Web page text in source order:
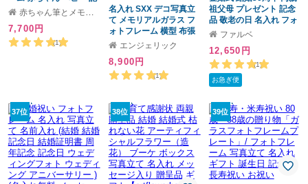
念日 出産内祝い 写真入
ンテリア
赤ちゃん筆とメモリアルのお店 ケイビーエクセル
7,700円
(1)
名入れ SXX デコ写真立
て メモリアルガラス フ
ォトフレーム 横型 布張
りBOX入り / プレゼント
還暦 古希 喜寿 傘寿 米寿
緑寿 早寿 長寿 祝い おし
エンジェリック
8,900円
(1)
祖父母 プレゼント 記念
品 敬老の日 名入れ フォ
トフレーム / 金婚式・結
物！名入れフォトフレー
ムフラワー
ファルベ
12,650円
(1)
お急ぎ便
37位 38位 39位